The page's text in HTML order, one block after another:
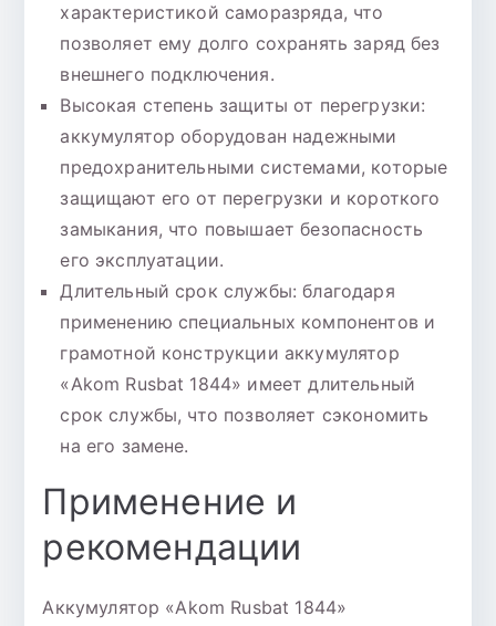
характеристикой саморазряда, что
позволяет ему долго сохранять заряд без
внешнего подключения.
Высокая степень защиты от перегрузки:
аккумулятор оборудован надежными
предохранительными системами, которые
защищают его от перегрузки и короткого
замыкания, что повышает безопасность
его эксплуатации.
Длительный срок службы: благодаря
применению специальных компонентов и
грамотной конструкции аккумулятор
«Akom Rusbat 1844» имеет длительный
срок службы, что позволяет сэкономить
на его замене.
Применение и
рекомендации
Аккумулятор «Akom Rusbat 1844»